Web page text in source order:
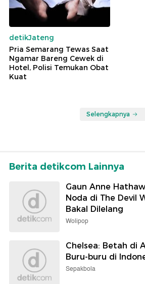
detikJateng
Pria Semarang Tewas Saat
Ngamar Bareng Cewek di
Hotel, Polisi Temukan Obat
Kuat
Selengkapnya
Berita detikcom Lainnya
Gaun Anne
Noda di The Devil
Bakal Dilelang
Wolipop
Chelsea: Betah di
Buru-buru di
Sepakbola